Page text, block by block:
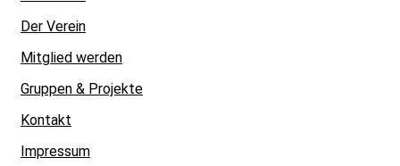
Der Verein
Mitglied werden
Gruppen & Projekte
Kontakt
Impressum